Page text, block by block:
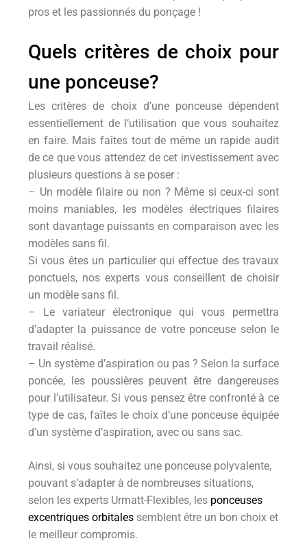
pros et les passionnés du ponçage !
Quels critères de choix pour
une ponceuse?
Les critères de choix d’une ponceuse dépendent
essentiellement de l’utilisation que vous souhaitez
en faire. Mais faîtes tout de même un rapide audit
de ce que vous attendez de cet investissement avec
plusieurs questions à se poser :
– Un modèle filaire ou non ? Même si ceux-ci sont
moins maniables, les modèles électriques filaires
sont davantage puissants en comparaison avec les
modèles sans fil.
Si vous êtes un particulier qui effectue des travaux
ponctuels, nos experts vous conseillent de choisir
un modèle sans fil.
– Le variateur électronique qui vous permettra
d’adapter la puissance de votre ponceuse selon le
travail réalisé.
– Un système d’aspiration ou pas ? Selon la surface
poncée, les poussières peuvent être dangereuses
pour l’utilisateur. Si vous pensez être confronté à ce
type de cas, faîtes le choix d’une ponceuse équipée
d’un système d’aspiration, avec ou sans sac.
Ainsi, si vous souhaitez une ponceuse polyvalente,
pouvant s’adapter à de nombreuses situations,
selon les experts Urmatt-Flexibles, les ponceuses
excentriques orbitales semblent être un bon choix et
le meilleur compromis.